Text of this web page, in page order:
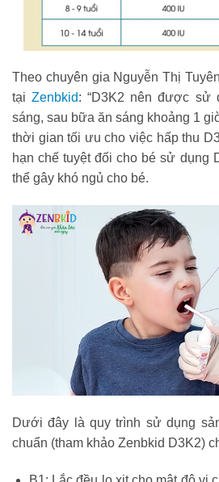
Theo chuyên gia Nguyễn Thị
tạiZenbkid: “D3K2 nên được sử
sáng, sau bữa ăn sáng khoảng 1
thời gian tối ưu cho việc hấp thu
hạn chế tuyệt đối cho bé sử dụng
thể gây khó ngủ cho bé.
Dưới đây là quy trình sử dụng
chuẩn (tham khảo Zenbkid D3K2)